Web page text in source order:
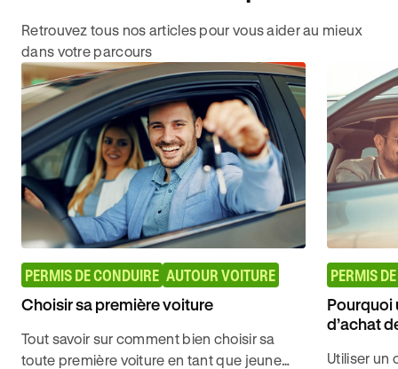
Retrouvez tous nos articles pour vous aider au mieux
dans votre parcours
PERMIS DE CONDUIRE AUTOUR VOITURE
Choisir sa première voiture
Tout savoir sur comment bien choisir sa
toute première voiture en tant que jeune
PERMIS
Pourquoi
d’achat
Utiliser un